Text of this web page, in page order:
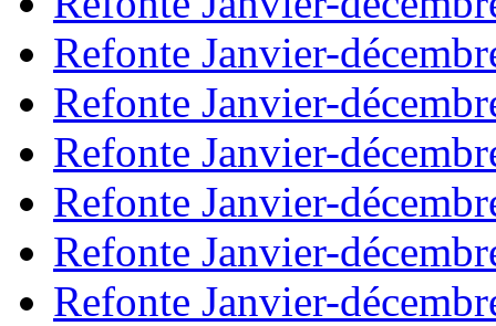
Refonte Janvier-
Refonte Janvier-
Refonte Janvier-
Refonte Janvier-
Refonte Janvier-
Refonte Janvier-